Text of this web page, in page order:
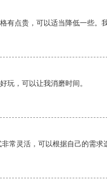
有点贵，可以适当降低一些。
玩，可以让我消磨时间。
常灵活，可以根据自己的需求